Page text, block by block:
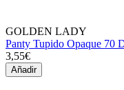
GOLDEN LADY
Panty Tupido Opaque 70
3,55€
Añadir